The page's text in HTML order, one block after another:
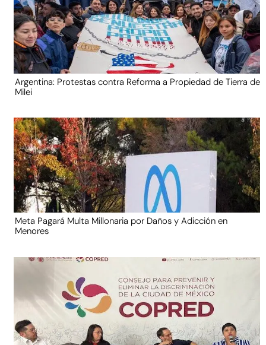
Argentina: Protestas contra Reforma a Propiedad de Tierra de
Milei
Meta Pagará Multa Millonaria por Daños y Adicción en
Menores